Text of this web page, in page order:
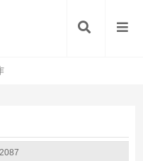
2087